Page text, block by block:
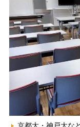
京都大・神戸大な